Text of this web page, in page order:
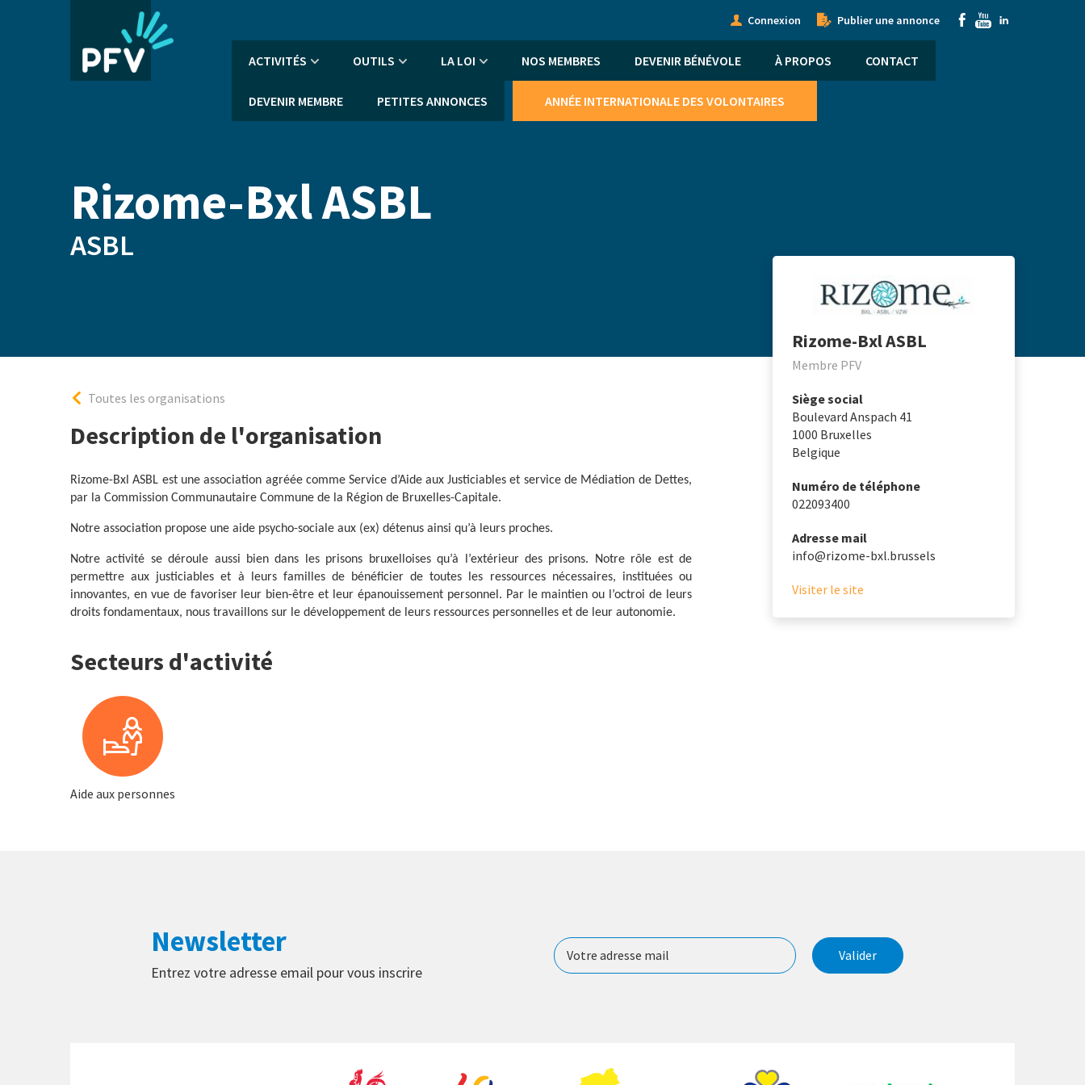
Anonymous
menu
Connexion Publier une annonce
Submenu
Navigation
ACTIVITÉS OUTILS LA LOI NOS MEMBRES DEVENIR BÉNÉVOLE À PROPOS CONTACT
DEVENIR MEMBRE PETITES ANNONCES ANNÉE INTERNATIONALE DES VOLONTAIRES
Rizome-Bxl ASBL
ASBL
Toutes les organisations
Description de l'organisation
Rizome-Bxl ASBL est une association agréée comme Service d’Aide aux Justiciables et service de Médiation de Dettes,
par la Commission Communautaire Commune de la Région de Bruxelles-Capitale.
Notre association propose une aide psycho-sociale aux (ex) détenus ainsi qu’à leurs proches.
Notre activité se déroule aussi bien dans les prisons bruxelloises qu’à l’extérieur des prisons. Notre rôle est de
permettre aux justiciables et à leurs familles de bénéficier de toutes les ressources nécessaires, instituées ou
innovantes, en vue de favoriser leur bien-être et leur épanouissement personnel. Par le maintien ou l’octroi de leurs
droits fondamentaux, nous travaillons sur le développement de leurs ressources personnelles et de leur autonomie.
Secteurs d'activité
Aide aux personnes
Rizome-Bxl ASBL
Membre PFV
Siège social
Boulevard Anspach 41
1000 Bruxelles
Belgique
Numéro de téléphone
022093400
Adresse mail
info@rizome-bxl.brussels
Visiter le site
Newsletter
Entrez votre adresse email pour vous inscrire
Valider